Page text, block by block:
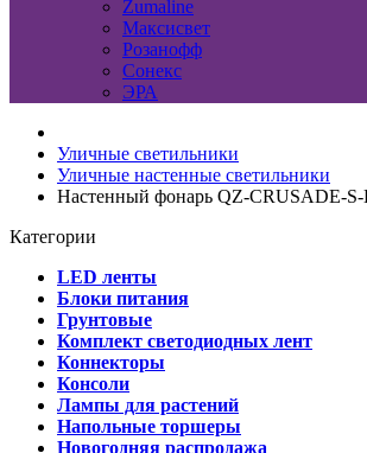
Zumaline
Максисвет
Розанофф
Сонекс
ЭРА
Уличные светильники
Уличные настенные светильники
Настенный фонарь QZ-CRUSADE-
Категории
LED ленты
Блоки питания
Грунтовые
Комплект светодиодных лент
Коннекторы
Консоли
Лампы для растений
Напольные торшеры
Новогодняя распродажа